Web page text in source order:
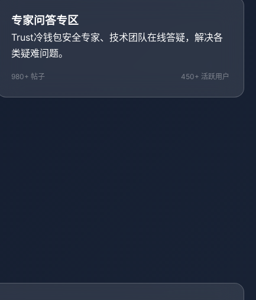
专家问答专区
Trust冷钱包安全专家、技术团队在线答疑，解决各
类疑难问题。
980+ 帖子 450+ 活跃用户